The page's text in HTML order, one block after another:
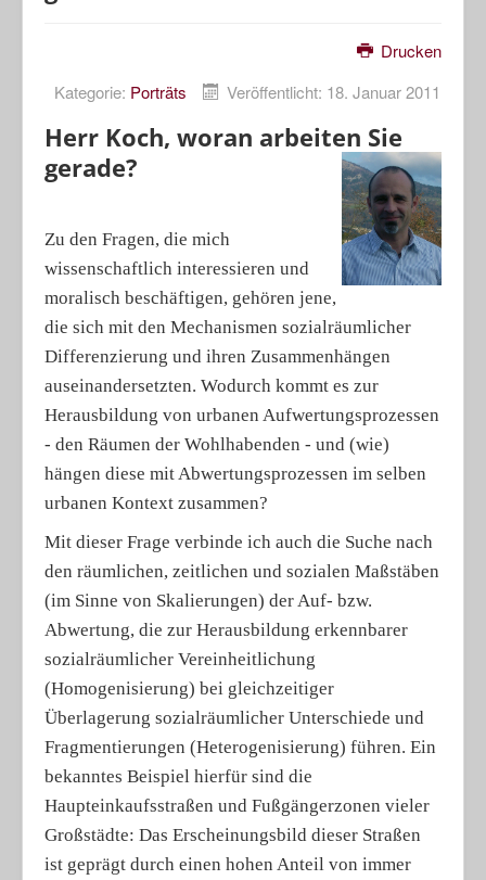
Diskussionen
Porträts
Geographische Revue
Drucken
Kategorie: Porträts Veröffentlicht: 18. Januar 2011
Herr Koch, woran arbeiten Sie
gerade?
Zu den Fragen, die mich
wissenschaftlich interessieren und
moralisch beschäftigen, gehören jene,
die sich mit den Mechanismen sozialräumlicher
Differenzierung und ihren Zusammenhängen
auseinandersetzten. Wodurch kommt es zur
Herausbildung von urbanen Aufwertungsprozessen
- den Räumen der Wohlhabenden - und (wie)
hängen diese mit Abwertungsprozessen im selben
urbanen Kontext zusammen?
Mit dieser Frage verbinde ich auch die Suche nach
den räumlichen, zeitlichen und sozialen Maßstäben
(im Sinne von Skalierungen) der Auf- bzw.
Abwertung, die zur Herausbildung erkennbarer
sozialräumlicher Vereinheitlichung
(Homogenisierung) bei gleichzeitiger
Überlagerung sozialräumlicher Unterschiede und
Fragmentierungen (Heterogenisierung) führen. Ein
bekanntes Beispiel hierfür sind die
Haupteinkaufsstraßen und Fußgängerzonen vieler
Großstädte: Das Erscheinungsbild dieser Straßen
ist geprägt durch einen hohen Anteil von immer